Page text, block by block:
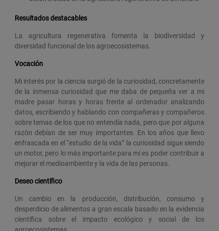
Resultados destacables
La agricultura regenerativa fomenta la biodiversidad y
diversidad funcional de los agroecosistemas.
Vocación
Mi interés por la ciencia surgió de la curiosidad, concretamente
de la inmensa curiosidad que me daba de pequeña ver a mi
madre pasar horas y horas frente al ordenador analizando
datos, escribiendo y hablando con compañeras y compañeros
sobre temas de los que no entendía nada, pero que por alguna
razón debían de ser muy importantes. En los años que llevo
enfrascada en el “estudio de la vida” la curiosidad sigue siendo
un motor, pero lo más importante para mí es poder contribuir a
mejorar el medioambiente y la vida de las personas.
Deseo científico
Un cambio en la producción, distribución, consumo y
desperdicio de alimentos a gran escala basado en la evidencia
científica sobre el impacto ecológico y social de los